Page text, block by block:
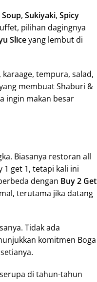
, Sukiyaki, Spicy
pilihan dagingnya
Sliceyang lembut di
tempura, salad,
membuat Shaburi &
ingin makan besar
Biasanya restoran all
get 1, tetapi kali ini
dengan Buy 2 Get
terutama jika datang
Tidak ada
komitmen Boga
di tahun-tahun